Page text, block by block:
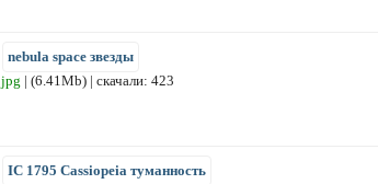
nebula space звезды
jpg | (6.41Mb) | скачали: 423
IC 1795 Cassiopeia туманность